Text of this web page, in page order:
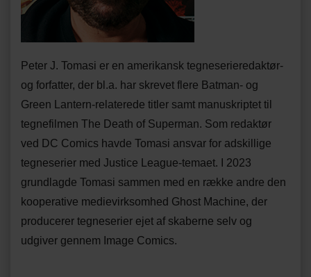
Peter J. Tomasi er en amerikansk tegneserieredaktør-
og forfatter, der bl.a. har skrevet flere Batman- og
Green Lantern-relaterede titler samt manuskriptet til
tegnefilmen The Death of Superman. Som redaktør
ved DC Comics havde Tomasi ansvar for adskillige
tegneserier med Justice League-temaet. I 2023
grundlagde Tomasi sammen med en række andre den
kooperative medievirksomhed Ghost Machine, der
producerer tegneserier ejet af skaberne selv og
udgiver gennem Image Comics.